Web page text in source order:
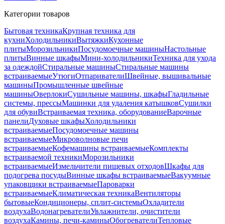
Категории товаров
Бытовая техникаКрупная техника для
кухниХолодильникиВытяжкиКухонные
плитыМорозильникиПосудомоечные машиныНастольные
плитыВинные шкафыМини-холодильникиТехника для ухода
за одеждойСтиральные машиныСтиральные машины
встраиваемыеУтюгиОтпаривателиШвейные, вышивальные
машиныПромышленные швейные
машиныОверлокиСушильные машины, шкафыГладильные
системы, прессыМашинки для удаления катышковСушилки
для обувиВстраиваемая техника, оборудованиеВарочные
панелиДуховые шкафыХолодильники
встраиваемыеПосудомоечные машины
встраиваемыеМикроволновые печи
встраиваемыеКофемашины встраиваемыеКомплекты
встраиваемой техникиМорозильники
встраиваемыеИзмельчители пищевых отходовШкафы для
подогрева посудыВинные шкафы встраиваемыеВакуумные
упаковщики встраиваемыеПароварки
встраиваемыеКлиматическая техникаВентиляторы
бытовыеКондиционеры, сплит-системыОхладители
воздухаВодонагревателиУвлажнители, очистители
воздухаКамины, печи-каминыОбогревателиТепловые